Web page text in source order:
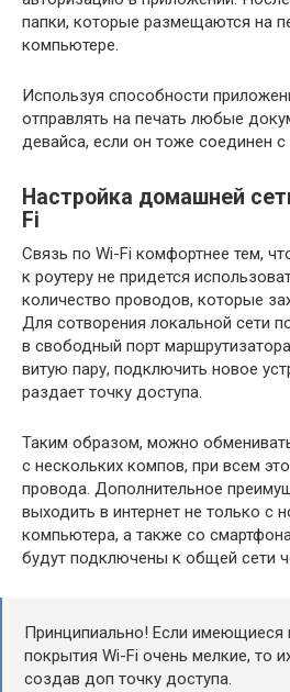
папки, которые размещаются на
компьютере.
Используя способности
отправлять на печать любые
девайса, если он тоже соединен
Настройка домашней
Fi
Связь по Wi-Fi комфортнее тем,
к роутеру не придется
количество проводов, которые
Для сотворения локальной сети
в свободный порт
витую пару, подключить новое
раздает точку доступа.
Таким образом, можно
с нескольких компов, при всем
провода. Дополнительное
выходить в интернет не только с
компьютера, а также со
будут подключены к общей сети
Принципиально! Если имеющиеся
покрытия Wi-Fi очень мелкие, то
создав доп точку доступа.